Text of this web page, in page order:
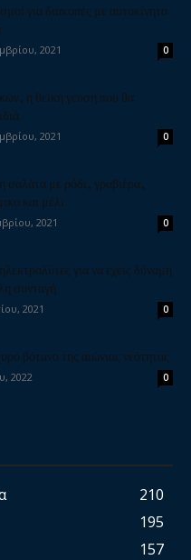
για διακοπές με αυτοκίνητο
2021 0
η θεϊκή γεύση που θα
2021 0
σαλάτα με ρόδι, γραβιέρα,
και μέλι
2021 0
για να έχεις δύναμη
συνταγή
2021 0
βότανο της αιώνιας νεότητας
2022 0
210
195
157